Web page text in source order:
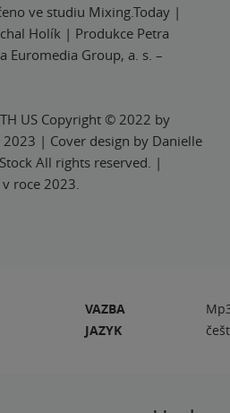
ve studiu Mixing.Today |
Holík | Produkce Petra
Euromedia Group, a. s. –
US Copyright © 2022 by
| Cover design by Danielle
All rights reserved. |
roce 2023.
VAZBA
JAZYK